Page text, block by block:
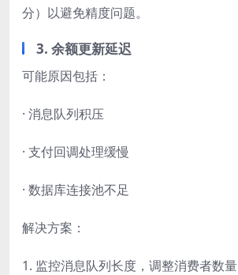
分）以避免精度问题。
3. 余额更新延迟
可能原因包括：
· 消息队列积压
· 支付回调处理缓慢
· 数据库连接池不足
解决方案：
1. 监控消息队列长度，调整消费者数量